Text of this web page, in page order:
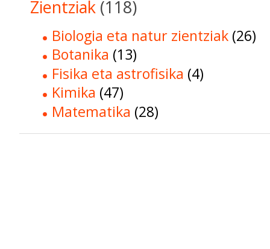
Zientziak (118)
Biologia eta natur zientziak (26)
Botanika (13)
Fisika eta astrofisika (4)
Kimika (47)
Matematika (28)